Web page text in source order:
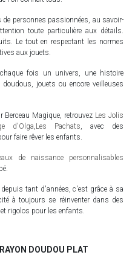
personnes passionnées, au savoir-
toute particulière aux détails.
Le tout en respectant les normes
aux jouets.
fois un univers, une histoire
jouets ou encore veilleuses
Magique, retrouvez Les Jolis
d'Olga Les Pachats , avec des
faire rêver les enfants.
de naissance personnalisables
tant d'années, c'est grâce à sa
à toujours se réinventer dans des
rigolos pour les enfants.
DOUDOU PLAT